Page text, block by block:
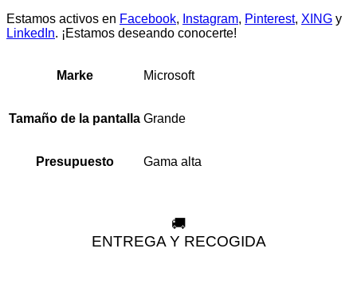
Estamos activos en Facebook, Instagram, Pinterest, XING y
LinkedIn. ¡Estamos deseando conocerte!
Marke Microsoft
Tamaño de la pantalla Grande
Presupuesto Gama alta
🚚
ENTREGA Y RECOGIDA